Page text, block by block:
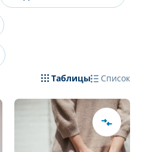
Таблицы Список